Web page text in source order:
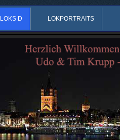
LOKS D LOKPORTRAITS